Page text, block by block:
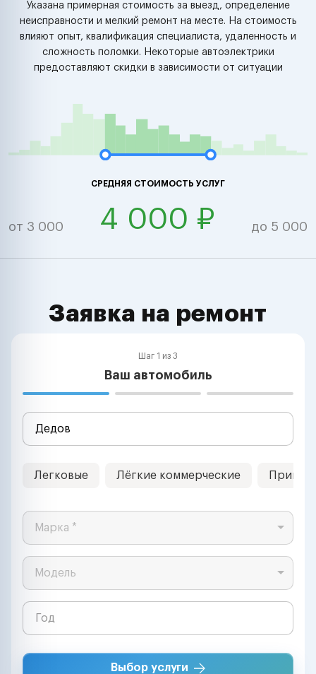
Указана примерная стоимость за выезд, определение
неисправности и мелкий ремонт на месте. На стоимость
влияют опыт, квалификация специалиста, удаленность и
сложность поломки. Некоторые автоэлектрики
предоставляют скидки в зависимости от ситуации
СРЕДНЯЯ СТОИМОСТЬ УСЛУГ
от 3 000 4 000 ₽ до 5 000
Заявка на ремонт
Шаг 1 из 3
Ваш автомобиль
Легковые Лёгкие коммерческие
Марка *
Модель
Выбор услуги